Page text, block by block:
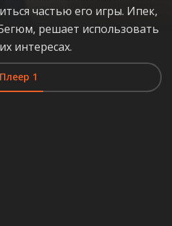
частью его игры. Ипек,
решает использовать
интересах.
Плеер 1